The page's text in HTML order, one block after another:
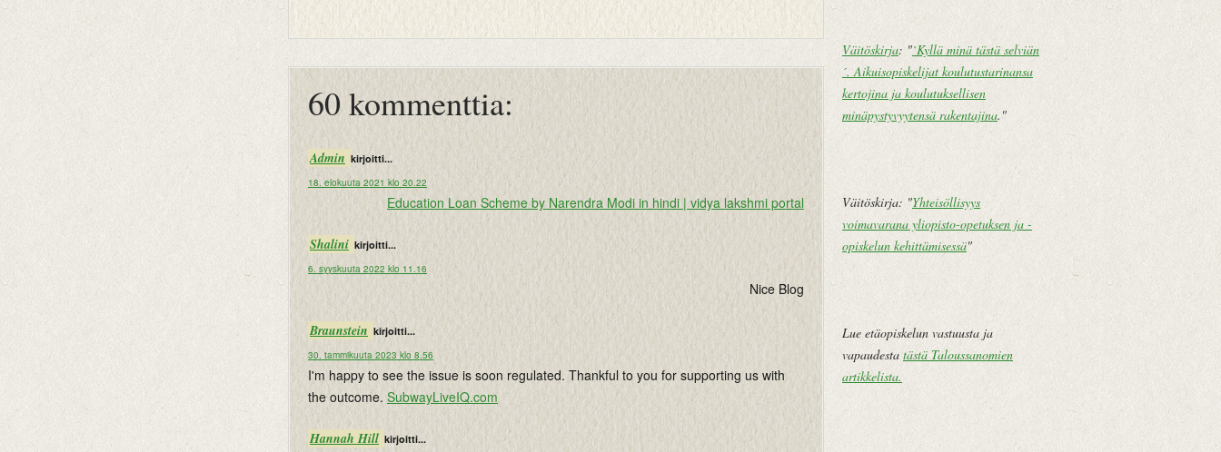
60 kommenttia:
Admin kirjoitti...
18. elokuuta 2021 klo 20.22
Education Loan Scheme by Narendra Modi in hindi | vidya lakshmi portal
Shalini kirjoitti...
6. syyskuuta 2022 klo 11.16
Nice Blog
Braunstein kirjoitti...
30. tammikuuta 2023 klo 8.56
I'm happy to see the issue is soon regulated. Thankful to you for supporting us with
the outcome. SubwayLiveIQ.com
Hannah Hill kirjoitti...
E
Väitöskirja: "`Kyllä minä tästä selviän
´. Aikuisopiskelijat koulutustarinansa
kertojina ja koulutuksellisen
minäpystyvyytensä rakentajina."
Väitöskirja: "Yhteisöllisyys
voimavarana yliopisto-opetuksen ja -
opiskelun kehittämisessä"
Lue etäopiskelun vastuusta ja
vapaudesta tästä Taloussanomien
artikkelista.